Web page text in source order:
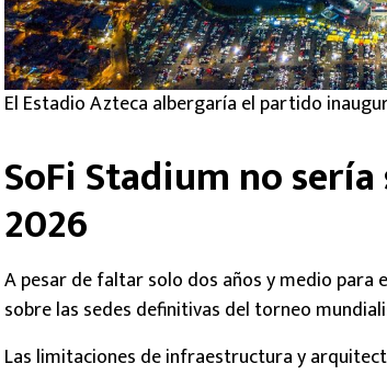
El Estadio Azteca albergaría el partido
SoFi Stadium no
2026
A pesar de faltar solo dos años y medio
sobre las sedes definitivas del torneo
Las limitaciones de infraestructura y